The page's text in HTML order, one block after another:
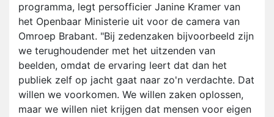
programma, legt persofficier Janine Kramer van
het Openbaar Ministerie uit voor de camera van
Omroep Brabant. "Bij zedenzaken bijvoorbeeld zijn
we terughoudender met het uitzenden van
beelden, omdat de ervaring leert dat dan het
publiek zelf op jacht gaat naar zo'n verdachte. Dat
willen we voorkomen. We willen zaken oplossen,
maar we willen niet krijgen dat mensen voor eigen